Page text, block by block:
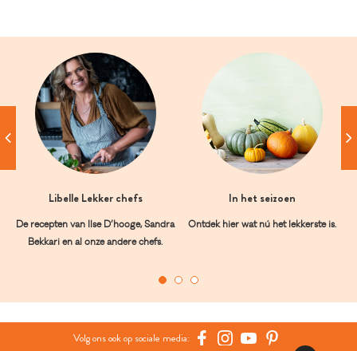
Libelle Lekker chefs
De recepten van Ilse D’hooge, Sandra
Bekkari en al onze andere chefs.
In het seizoen
Ontdek hier wat nú het lekkerste is.
Volg ons ook op sociale media: